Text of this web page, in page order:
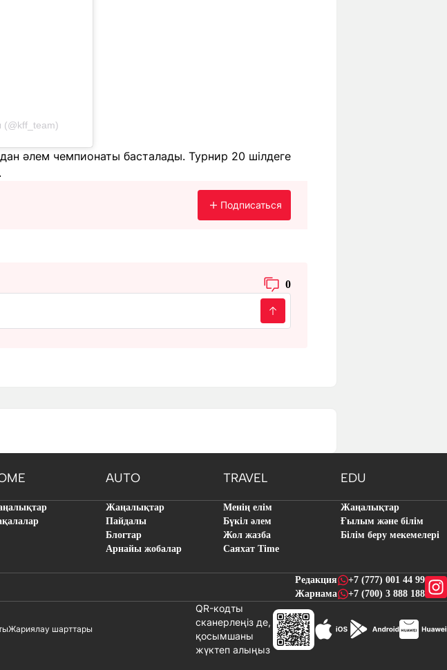
(@kff_team)
әлем чемпионаты басталады. Турнир 20 шілдеге
Подписаться
0
AUTO TRAVEL EDU
Жаңалықтар
Пайдалы
Блогтар
Арнайы жобалар
Менің елім
Бүкіл әлем
Жол жазба
Саяхат Time
Жаңалықтар
Ғылым және білім
Білім беру мекемелері
Редакция
+7 (777) 001 44 99
Жарнама
+7 (700) 3 888 188
Жариялау шарттары
QR-кодты
сканерлеңіз де,
қосымшаны
жүктеп алыңыз